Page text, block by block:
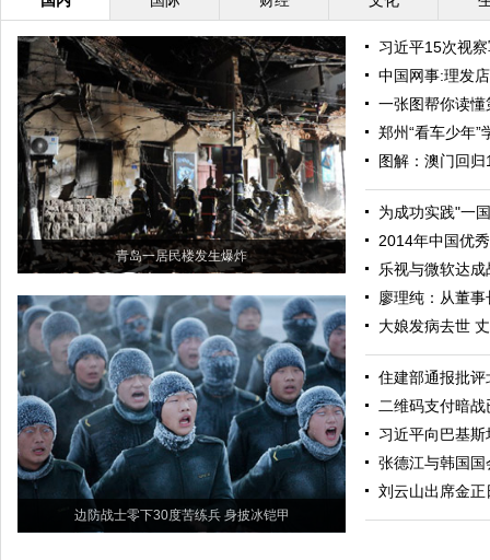
青岛一居民楼发生爆炸
边防战士零下30度苦练兵 身披冰铠甲
习近平15次视
中国网事:理发
一张图帮你读
郑州“看车少年”
图解：澳门回
为成功实践"一
2014年中国优
乐视与微软达
廖理纯：从董事
大娘发病去世
住建部通报批
二维码支付暗
习近平向巴基
张德江与韩国
刘云山出席金